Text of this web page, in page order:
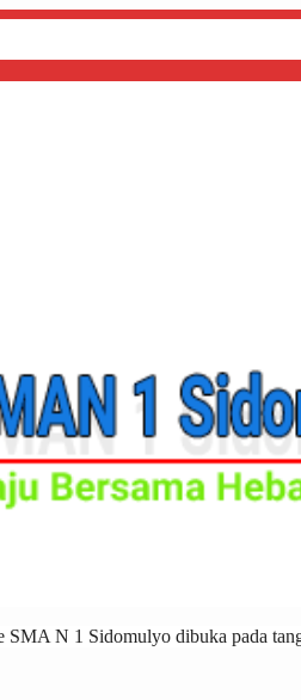
SMA N 1 Sidomulyo dibuka pada